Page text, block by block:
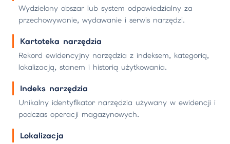
Wydzielony obszar lub system odpowiedzialny za
przechowywanie, wydawanie i serwis narzędzi.
Kartoteka narzędzia
Rekord ewidencyjny narzędzia z indeksem, kategorią,
lokalizacją, stanem i historią użytkowania.
Indeks narzędzia
Unikalny identyfikator narzędzia używany w ewidencji i
podczas operacji magazynowych.
Lokalizacja